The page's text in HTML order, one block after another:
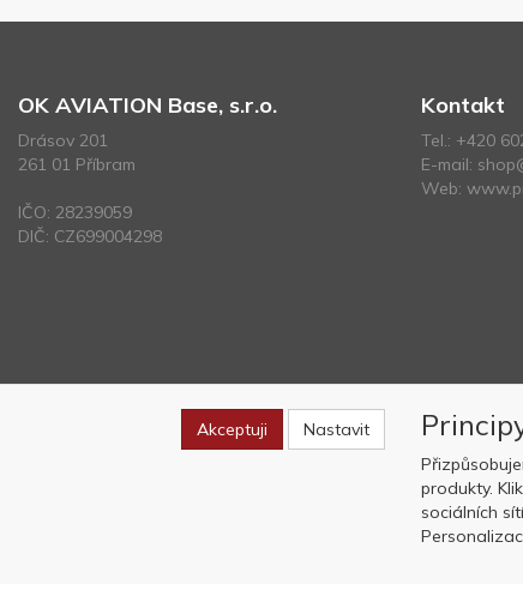
OK AVIATION Base, s.r.o.
Drásov 201
261 01 Příbram
IČO: 28239059
DIČ: CZ699004298
Kontakt
Tel.: +420
E-mail:
Web:
Akceptuji Nastavit
produkty.
sociálních